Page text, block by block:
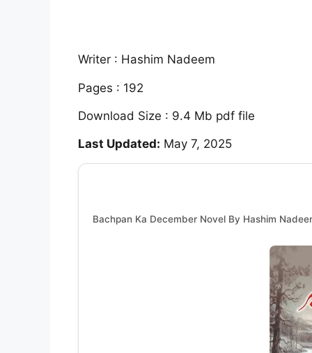
Writer : Hashim Nadeem
Pages : 192
Download Size : 9.4 Mb pdf file
Last Updated: May 7, 2025
Bachpan Ka December Novel By Hashim